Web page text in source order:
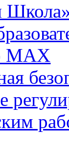
MAX